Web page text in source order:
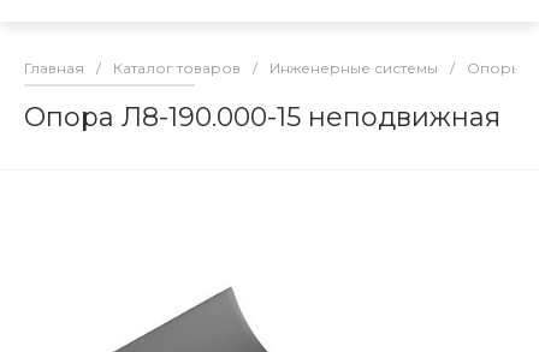
Главная / Каталог товаров / Инженерные системы / Опоры
Опора Л8-190.000-15 неподвижная